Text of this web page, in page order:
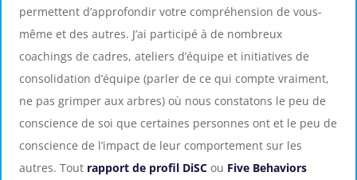
permettent d’approfondir votre compréhension de vous-
même et des autres. J’ai participé à de nombreux
coachings de cadres, ateliers d’équipe et initiatives de
consolidation d’équipe (parler de ce qui compte vraiment,
ne pas grimper aux arbres) où nous constatons le peu de
conscience de soi que certaines personnes ont et le peu de
conscience de l’impact de leur comportement sur les
autres. Tout rapport de profil DiSC ou Five Behaviors